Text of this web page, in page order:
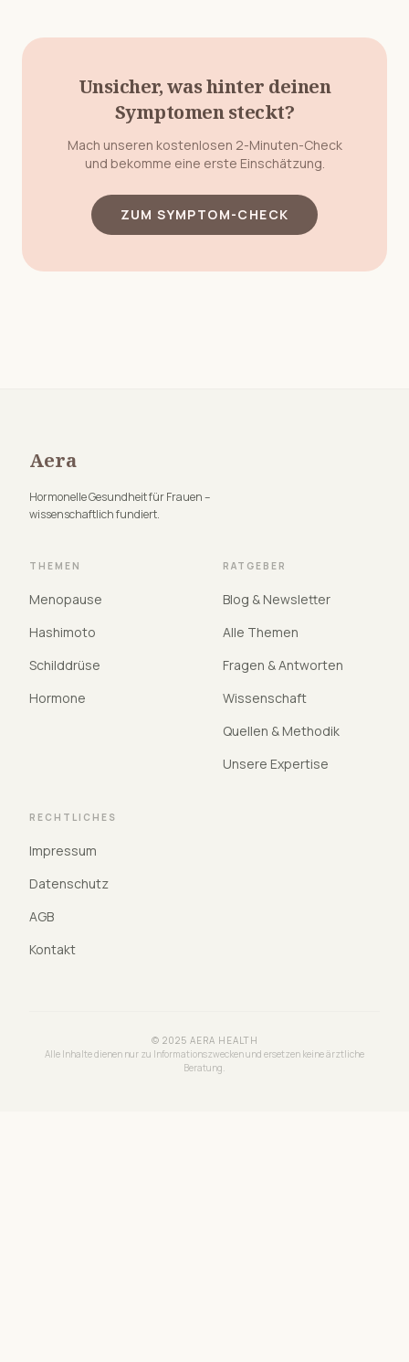
Unsicher, was hinter deinen
Symptomen steckt?
Mach unseren kostenlosen 2-Minuten-Check
und bekomme eine erste Einschätzung.
ZUM SYMPTOM-CHECK
Aera
Hormonelle Gesundheit für Frauen –
wissenschaftlich fundiert.
THEMEN
Menopause
Hashimoto
Schilddrüse
Hormone
RATGEBER
Blog & Newsletter
Alle Themen
Fragen & Antworten
Wissenschaft
Quellen & Methodik
Unsere Expertise
RECHTLICHES
Impressum
Datenschutz
AGB
Kontakt
© 2025 AERA HEALTH
Alle Inhalte dienen nur zu Informationszwecken und ersetzen keine ärztliche
Beratung.